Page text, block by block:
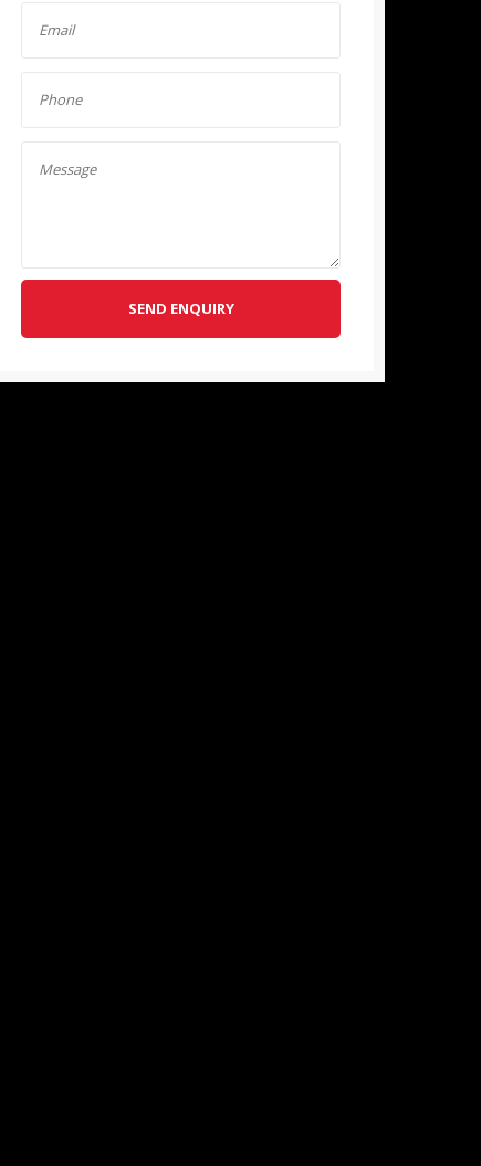
SEND ENQUIRY